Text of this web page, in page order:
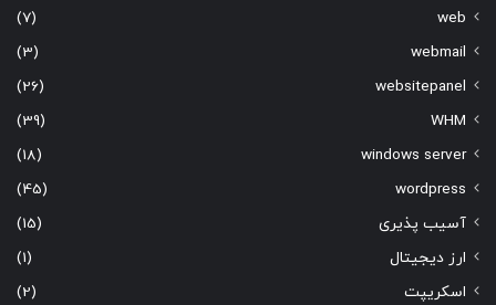
web
(7)
webmail
(3)
websitepanel
(26)
WHM
(39)
windows server
(18)
wordpress
(45)
آسیب پذیری
(15)
ارز دیجیتال
(1)
اسکریپت
(2)